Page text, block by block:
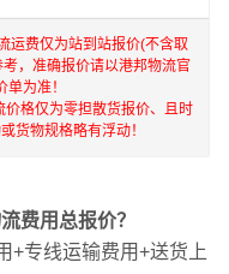
运费仅为站到站报价(不含取
，准确报价请以港邦物流官
为准！
格仅为零担散货报价、且时
货物规格略有浮动！
费用总报价？
+专线运输费用+送货上